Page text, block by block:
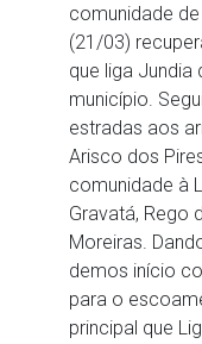
comunidade
(21/03)
que liga
município.
estradas aos
Arisco dos
comunidade à
Gravatá, Rego
Moreiras.
demos início
para o
principal que